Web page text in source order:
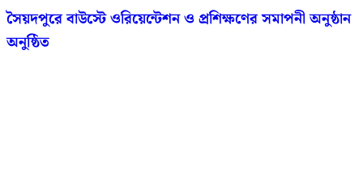
সৈয়দপুরে বাউস্টে ওরিয়েন্টেশন ও প্রশিক্ষণের সমাপনী অনুষ্ঠান
অনুষ্ঠিত